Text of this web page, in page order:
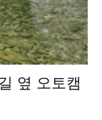
옆 오토캠